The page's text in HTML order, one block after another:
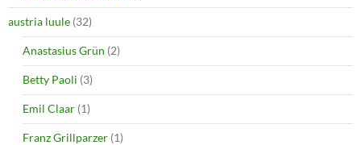
austria luule (32)
Anastasius Grün (2)
Betty Paoli (3)
Emil Claar (1)
Franz Grillparzer (1)